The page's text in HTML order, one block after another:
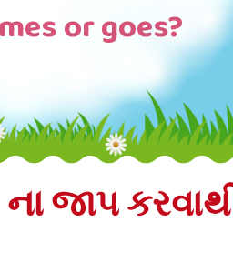
or goes?